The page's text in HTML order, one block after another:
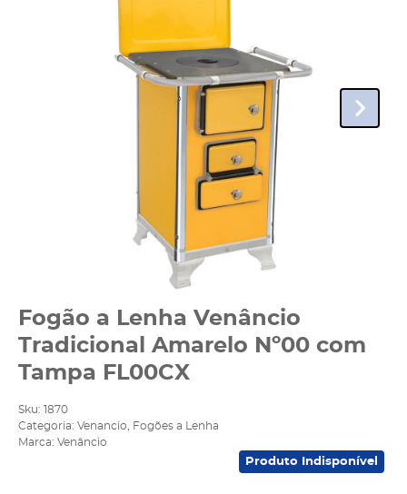
Fogão a Lenha Venâncio
Tradicional Amarelo Nº00 com
Tampa FL00CX
Sku:
1870
Categoria: Venancio
Fogões a Lenha
Marca: Venâncio
Produto Indisponível